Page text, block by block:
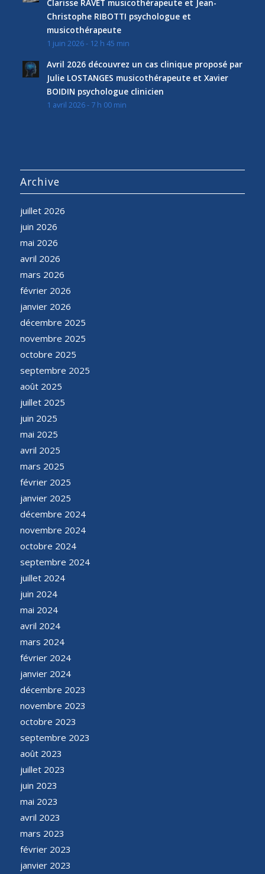
Clarisse RAVET musicothérapeute et Jean-
Christophe RIBOTTI psychologue et
musicothérapeute
1 juin 2026 - 12 h 45 min
Avril 2026 découvrez un cas clinique proposé par
Julie LOSTANGES musicothérapeute et Xavier
BOIDIN psychologue clinicien
1 avril 2026 - 7 h 00 min
Archive
juillet 2026
juin 2026
mai 2026
avril 2026
mars 2026
février 2026
janvier 2026
décembre 2025
novembre 2025
octobre 2025
septembre 2025
août 2025
juillet 2025
juin 2025
mai 2025
avril 2025
mars 2025
février 2025
janvier 2025
décembre 2024
novembre 2024
octobre 2024
septembre 2024
juillet 2024
juin 2024
mai 2024
avril 2024
mars 2024
février 2024
janvier 2024
décembre 2023
novembre 2023
octobre 2023
septembre 2023
août 2023
juillet 2023
juin 2023
mai 2023
avril 2023
mars 2023
février 2023
janvier 2023